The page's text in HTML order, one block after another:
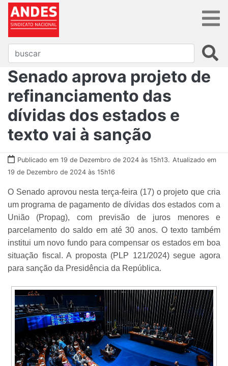
Senado aprova projeto de
refinanciamento das
dívidas dos estados e
texto vai à sanção
Publicado em 19 de Dezembro de 2024 às 15h13. Atualizado em
19 de Dezembro de 2024 às 15h16
O Senado aprovou nesta terça-feira (17) o projeto que cria
um programa de pagamento de dívidas dos estados com a
União (Propag), com previsão de juros menores e
parcelamento do saldo em até 30 anos. O texto também
institui um novo fundo para compensar os estados em boa
situação fiscal. A proposta (PLP 121/2024) segue agora
para sanção da Presidência da República.